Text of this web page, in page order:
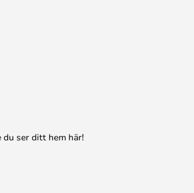
ser ditt hem här!